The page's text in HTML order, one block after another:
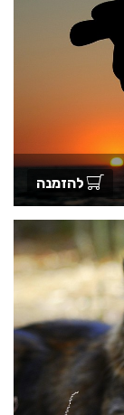
להזמנה